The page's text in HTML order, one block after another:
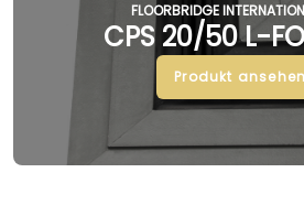
FLOORBRIDGE
CPS 20/50 L-
Produkt